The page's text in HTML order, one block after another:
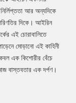
আর অন্যদিকে
দিকে। আইরিন
এই চোরাবালিতে
মোড়ানো এই কাহিনী
এক কিশোরীর বেঁচে
বাস্তবতার এক দর্পণ।